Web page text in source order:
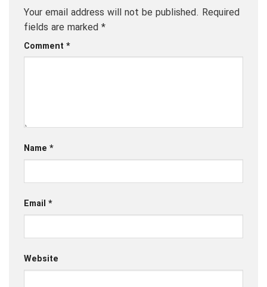
Your email address will not be published. Required
fields are marked *
Comment *
Name *
Email *
Website